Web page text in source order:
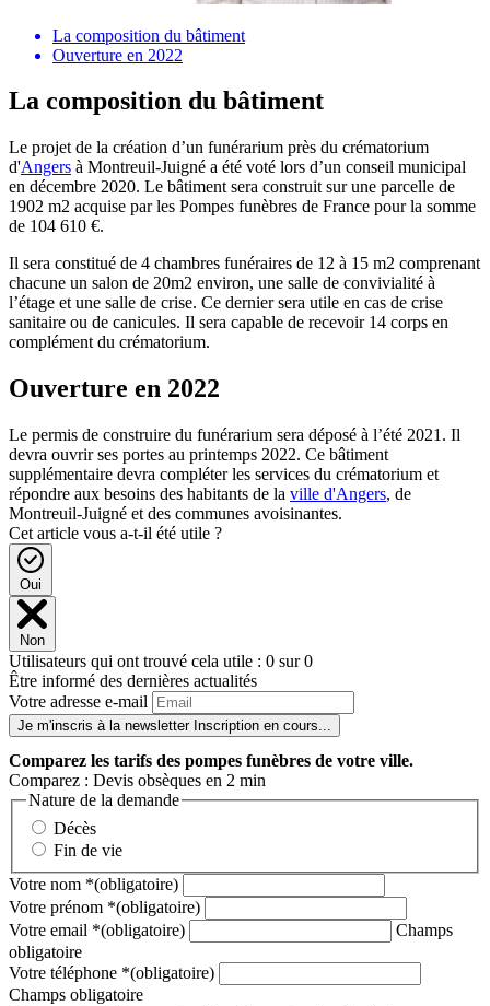
La composition du bâtiment
Ouverture en 2022
La composition du bâtiment
Le projet de la création d’un funérarium près du crématorium
d'Angers à Montreuil-Juigné a été voté lors d’un conseil municipal
en décembre 2020. Le bâtiment sera construit sur une parcelle de
1902 m2 acquise par les Pompes funèbres de France pour la somme
de 104 610 €.
Il sera constitué de 4 chambres funéraires de 12 à 15 m2 comprenant
chacune un salon de 20m2 environ, une salle de convivialité à
l’étage et une salle de crise. Ce dernier sera utile en cas de crise
sanitaire ou de canicules. Il sera capable de recevoir 14 corps en
complément du crématorium.
Ouverture en 2022
Le permis de construire du funérarium sera déposé à l’été 2021. Il
devra ouvrir ses portes au printemps 2022. Ce bâtiment
supplémentaire devra compléter les services du crématorium et
répondre aux besoins des habitants de la ville d'Angers, de
Montreuil-Juigné et des communes avoisinantes.
Cet article vous a-t-il été utile ?
Oui
Non
Utilisateurs qui ont trouvé cela utile : 0 sur 0
Être informé des dernières actualités
Votre adresse e-mail
Je m'inscris à la newsletter Inscription en cours...
Comparez les tarifs des pompes funèbres de votre ville.
Comparez : Devis obsèques en 2 min
Nature de la demande
Décès
Fin de vie
Votre nom *(obligatoire)
Votre prénom *(obligatoire)
Votre email *(obligatoire)
Champs
obligatoire
Votre téléphone *(obligatoire)
Champs obligatoire